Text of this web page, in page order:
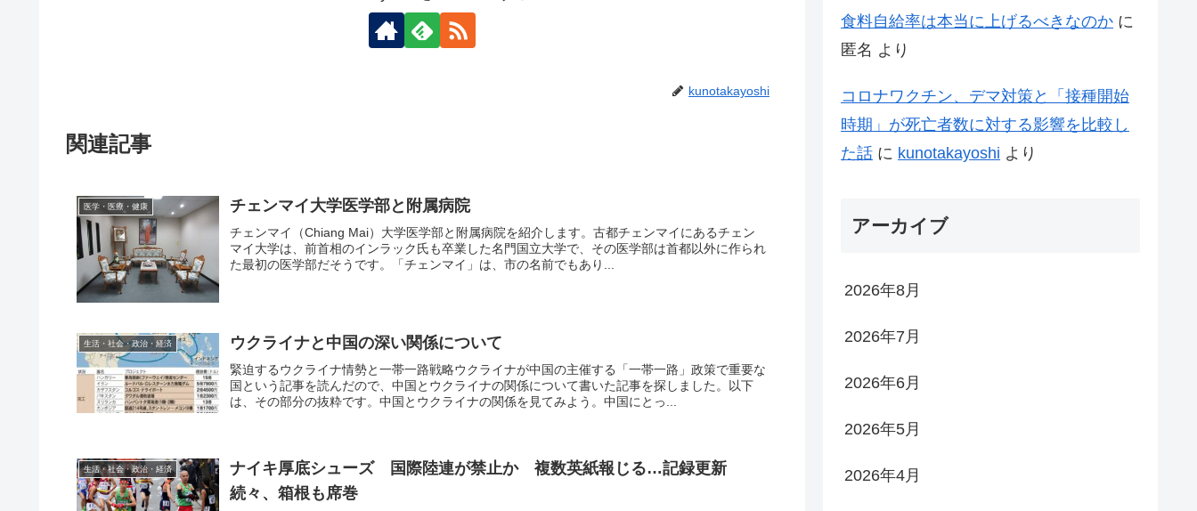
kunotakayoshi
関連記事
医学・医療・健康 チェンマイ大学医学部と附属病院
チェンマイ（Chiang Mai）大学医学部と附属病院を紹介します。古都チェンマイにあるチェン
マイ大学は、前首相のインラック氏も卒業した名門国立大学で、その医学部は首都以外に作られ
た最初の医学部だそうです。「チェンマイ」は、市の名前でもあり...
生活・社会・政治・経済 ウクライナと中国の深い関係について
緊迫するウクライナ情勢と一帯一路戦略ウクライナが中国の主催する「一帯一路」政策で重要な
国という記事を読んだので、中国とウクライナの関係について書いた記事を探しました。以下
は、その部分の抜粋です。中国とウクライナの関係を見てみよう。中国にとっ...
生活・社会・政治・経済
ナイキ厚底シューズ 国際陸連が禁止か 複数英紙報じる…記録更新
続々、箱根も席巻
食料自給率は本当に上げるべきなのか に
匿名 より
コロナワクチン、デマ対策と「接種開始
時期」が死亡者数に対する影響を比較し
た話 に kunotakayoshi より
アーカイブ
2026年8月
2026年7月
2026年6月
2026年5月
2026年4月